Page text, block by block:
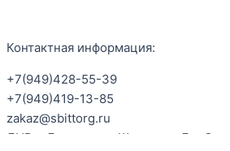
Контактная информация:
+7(949)428-55-39
+7(949)419-13-85
zakaz@sbittorg.ru
ДНР, г.Донецк, ул. Шахтеров